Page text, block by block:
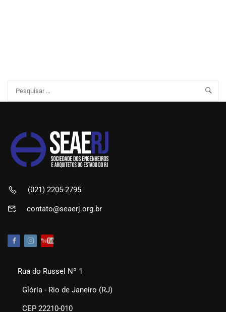
(021) 2205-2795
contato@seaerj.org.br
Rua do Russel Nº 1
Glória - Rio de Janeiro (RJ)
CEP 22210-010